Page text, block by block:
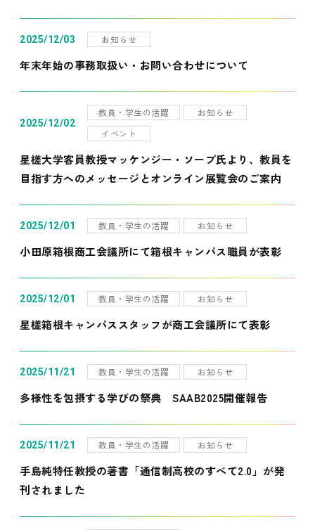
2025/12/03 お知らせ
年末年始の事務取扱い・お問い合わせについて
2025/12/02
教員・学生の活躍
お知らせ
イベント
星槎大学客員教授マッケンジー・ソープ氏より、教員を
目指す方へのメッセージとオンライン展覧会のご案内
2025/12/01 教員・学生の活躍 お知らせ
小田原箱根商工会議所にて箱根キャンパス職員が表彰
2025/12/01 教員・学生の活躍 お知らせ
星槎箱根キャンパススタッフが商工会議所にて表彰
2025/11/21 教員・学生の活躍 お知らせ
多様性を包摂する学びの祭典 SAAB2025開催報告
2025/11/21 教員・学生の活躍 お知らせ
手島純特任教授の著書「通信制高校のすべて2.0」が発
刊されました